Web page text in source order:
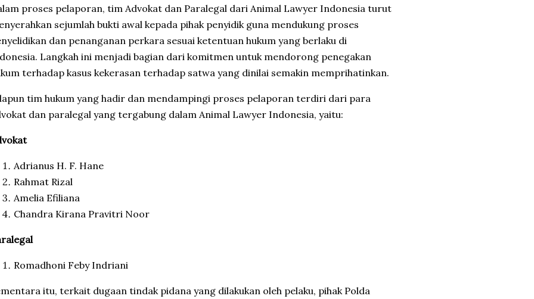
proses pelaporan, tim Advokat dan Paralegal dari Animal Lawyer Indonesia turut
sejumlah bukti awal kepada pihak penyidik guna mendukung proses
dan penanganan perkara sesuai ketentuan hukum yang berlaku di
Langkah ini menjadi bagian dari komitmen untuk mendorong penegakan
terhadap kasus kekerasan terhadap satwa yang dinilai semakin memprihatinkan.
tim hukum yang hadir dan mendampingi proses pelaporan terdiri dari para
dan paralegal yang tergabung dalam Animal Lawyer Indonesia, yaitu:
Adrianus H. F. Hane
Rahmat Rizal
Amelia Efiliana
Chandra Kirana Pravitri Noor
Romadhoni Feby Indriani
itu, terkait dugaan tindak pidana yang dilakukan oleh pelaku, pihak Polda